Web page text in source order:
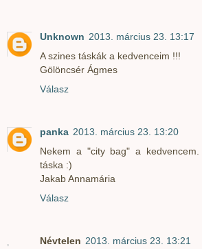
Unknown 2013. március 23. 13:17
A szines táskák a kedvenceim !!!
Gölöncsér Ágmes
Válasz
panka 2013. március 23. 13:20
Nekem a "city bag" a
táska :)
Jakab Annamária
Válasz
Névtelen 2013. március 23. 13:21